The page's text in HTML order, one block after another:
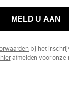
MELD U AAN
bij het
hierafmelden voor onze